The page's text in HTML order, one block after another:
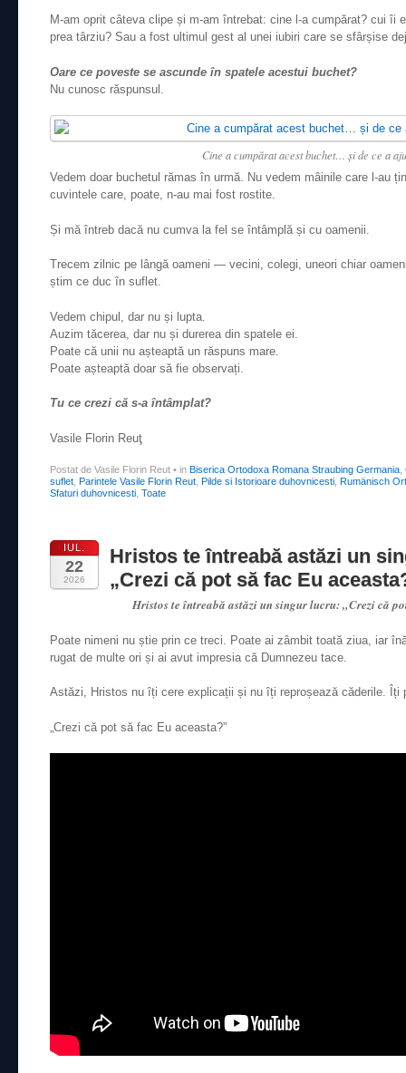
M-am oprit câteva clipe și m-am întrebat: cine l-a cumpărat? cui îi
prea târziu? Sau a fost ultimul gest al unei iubiri care se sfârșise
Oare ce poveste se ascunde în spatele acestui buchet?
Nu cunosc răspunsul.
Cine a cumpărat acest buchet… și de ce a
Vedem doar buchetul rămas în urmă. Nu vedem mâinile care l-au
cuvintele care, poate, n-au mai fost rostite.
Și mă întreb dacă nu cumva la fel se întâmplă și cu oamenii.
Trecem zilnic pe lângă oameni — vecini, colegi, uneori chiar
știm ce duc în suflet.
Vedem chipul, dar nu și lupta.
Auzim tăcerea, dar nu și durerea din spatele ei.
Poate că unii nu așteaptă un răspuns mare.
Poate așteaptă doar să fie observați.
Tu ce crezi că s-a întâmplat?
Vasile Florin Reuţ
Postat de Vasile Florin Reut • in Biserica Ortodoxa Romana Straubing Germania
suflet
Parintele Vasile Florin Reut Pilde si Istorioare duhovnicesti
Rumänisch
Sfaturi duhovnicesti Toate
IUL.
22
2026
Hristos te întreabă astăzi un
„Crezi că pot să fac Eu
Hristos te întreabă astăzi un singur lucru: „Crezi că
Poate nimeni nu știe prin ce treci. Poate ai zâmbit toată ziua, iar
rugat de multe ori și ai avut impresia că Dumnezeu tace.
Astăzi, Hristos nu îți cere explicații și nu îți reproșează căderile. Îți
„Crezi că pot să fac Eu aceasta?”